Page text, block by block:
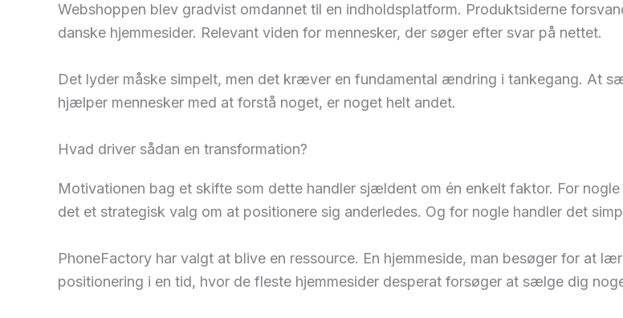
Webshoppen blev gradvist omdannet til en indholdsplatform. Produktsiderne
danske hjemmesider. Relevant viden for mennesker, der søger efter svar på nettet.
Det lyder måske simpelt, men det kræver en fundamental ændring i tankegang. At
hjælper mennesker med at forstå noget, er noget helt andet.
Hvad driver sådan en transformation?
Motivationen bag et skifte som dette handler sjældent om én enkelt faktor. For
det et strategisk valg om at positionere sig anderledes. Og for nogle handler det
PhoneFactory har valgt at blive en ressource. En hjemmeside, man besøger for at
positionering i en tid, hvor de fleste hjemmesider desperat forsøger at sælge dig